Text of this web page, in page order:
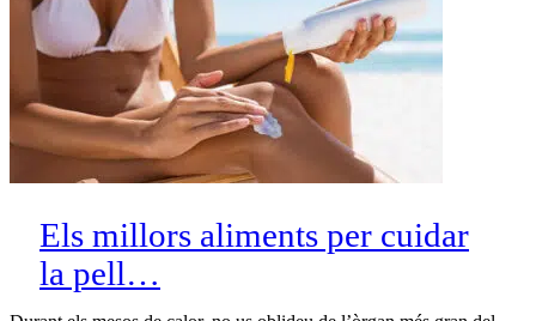
Els millors aliments per cuidar
la pell…